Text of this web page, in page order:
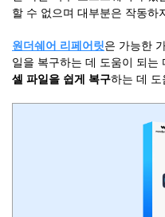
할 수 없으며 대부분은 작동하
원더쉐어 리페어릿은 가능한
일을 복구하는 데 도움이 되는
셀 파일을 쉽게 복구하는 데 도